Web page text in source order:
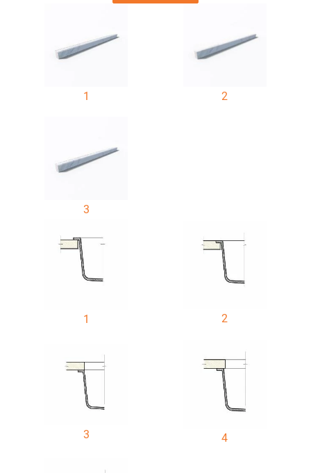
1 2
3
1 2
3 4